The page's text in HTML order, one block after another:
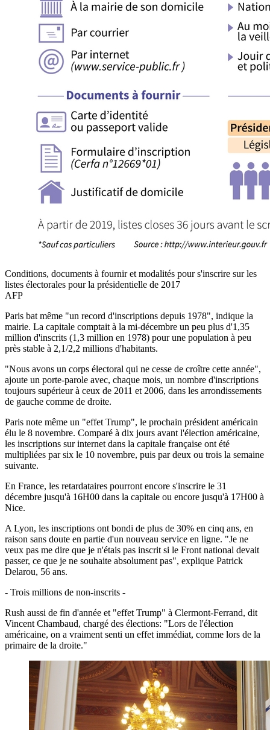
Conditions, documents à fournir et modalités pour s'inscrire sur les
listes électorales pour la présidentielle de 2017
AFP
Paris bat même "un record d'inscriptions depuis 1978", indique la
mairie. La capitale comptait à la mi-décembre un peu plus d'1,35
million d'inscrits (1,3 million en 1978) pour une population à peu
près stable à 2,1/2,2 millions d'habitants.
"Nous avons un corps électoral qui ne cesse de croître cette année",
ajoute un porte-parole avec, chaque mois, un nombre d'inscriptions
toujours supérieur à ceux de 2011 et 2006, dans les arrondissements
de gauche comme de droite.
Paris note même un "effet Trump", le prochain président américain
élu le 8 novembre. Comparé à dix jours avant l'élection américaine,
les inscriptions sur internet dans la capitale française ont été
multipliées par six le 10 novembre, puis par deux ou trois la semaine
suivante.
En France, les retardataires pourront encore s'inscrire le 31
décembre jusqu'à 16H00 dans la capitale ou encore jusqu'à 17H00 à
Nice.
A Lyon, les inscriptions ont bondi de plus de 30% en cinq ans, en
raison sans doute en partie d'un nouveau service en ligne. "Je ne
veux pas me dire que je n'étais pas inscrit si le Front national devait
passer, ce que je ne souhaite absolument pas", explique Patrick
Delarou, 56 ans.
- Trois millions de non-inscrits -
Rush aussi de fin d'année et "effet Trump" à Clermont-Ferrand, dit
Vincent Chambaud, chargé des élections: "Lors de l'élection
américaine, on a vraiment senti un effet immédiat, comme lors de la
primaire de la droite."